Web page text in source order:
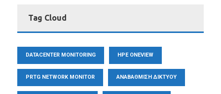
Tag Cloud
DATACENTER MONITORING HPE ONEVIEW
PRTG NETWORK MONITOR ΑΝΑΒΆΘΜΙΣΗ ΔΙΚΤΎΟΥ